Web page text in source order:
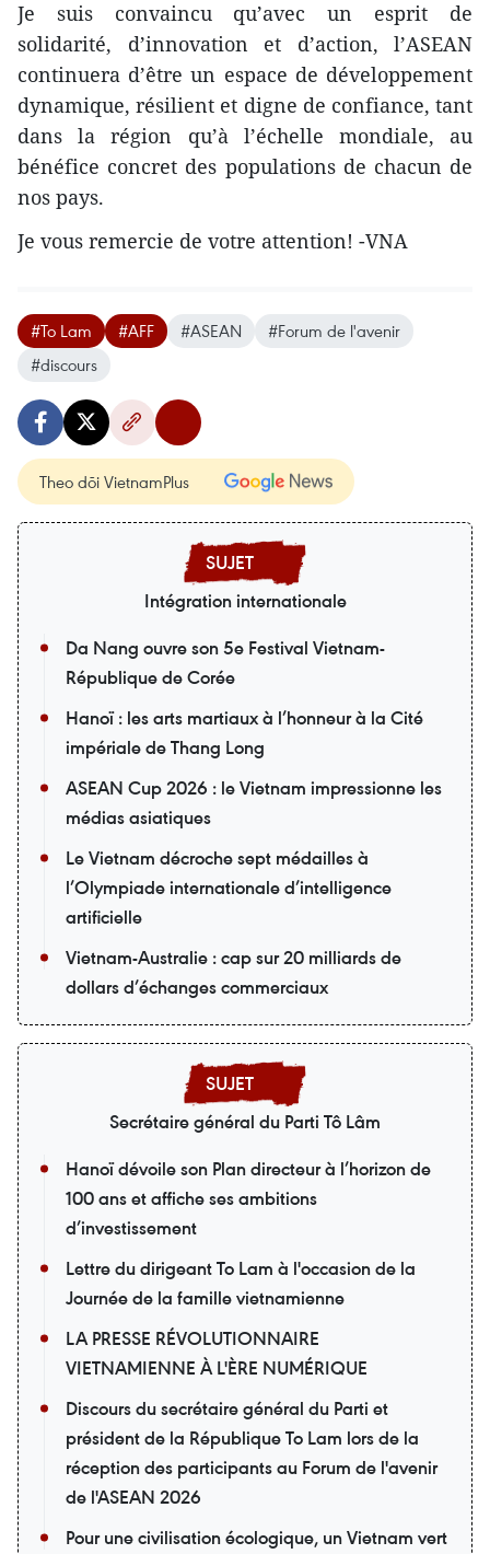
Je suis convaincu qu’avec un esprit de
solidarité, d’innovation et d’action, l’ASEAN
continuera d’être un espace de développement
dynamique, résilient et digne de confiance, tant
dans la région qu’à l’échelle mondiale, au
bénéfice concret des populations de chacun de
nos pays.
Je vous remercie de votre attention! -VNA
#To Lam #AFF #ASEAN
#Forum de l'avenir
#discours
Theo dõi VietnamPlus
Intégration internationale
Da Nang ouvre son 5e Festival Vietnam-
République de Corée
Hanoï : les arts martiaux à l’honneur à la Cité
impériale de Thang Long
ASEAN Cup 2026 : le Vietnam impressionne les
médias asiatiques
Le Vietnam décroche sept médailles à
l’Olympiade internationale d’intelligence
artificielle
Vietnam-Australie : cap sur 20 milliards de
dollars d’échanges commerciaux
Secrétaire général du Parti Tô Lâm
Hanoï dévoile son Plan directeur à l’horizon de
100 ans et affiche ses ambitions
d’investissement
Lettre du dirigeant To Lam à l'occasion de la
Journée de la famille vietnamienne
LA PRESSE RÉVOLUTIONNAIRE
VIETNAMIENNE À L'ÈRE NUMÉRIQUE
Discours du secrétaire général du Parti et
président de la République To Lam lors de la
réception des participants au Forum de l'avenir
de l'ASEAN 2026
Pour une civilisation écologique, un Vietnam vert